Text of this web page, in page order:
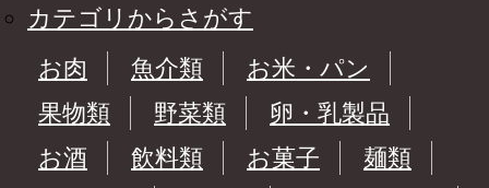
カテゴリからさがす
お肉
魚介類
お米・パン
果物類
野菜類
卵・乳製品
お酒
飲料類 お菓子
麺類